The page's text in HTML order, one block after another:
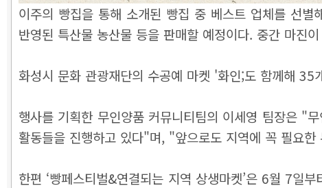
이주의 빵집을 통해 소개된 빵집 중 베스트 업체를 선
반영된 특산물 농산물 등을 판매할 예정이다. 중간 마진
화성시 문화 관광재단의 수공예 마켓 '화인;도 함께해
행사를 기획한 무인양품 커뮤니티팀의 이세영 팀장은 "
활동들을 진행하고 있다"며, "앞으로도 지역에 꼭 필요
한편 ‘빵페스티벌&연결되는 지역 상생마켓’은 6월 7일